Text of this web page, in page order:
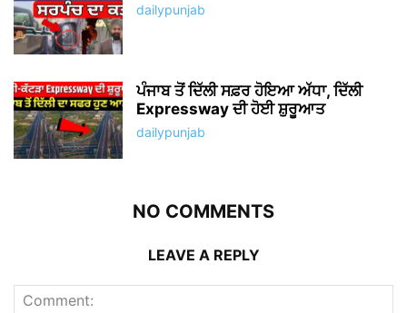
dailypunjab
ਪੰਜਾਬ ਤੋਂ ਦਿੱਲੀ ਸਫ਼ਰ ਹੋਇਆ ਅੱਧਾ, ਦਿੱਲੀ
Expressway ਦੀ ਹੋਈ ਸ਼ੁਰੂਆਤ
dailypunjab
NO COMMENTS
LEAVE A REPLY